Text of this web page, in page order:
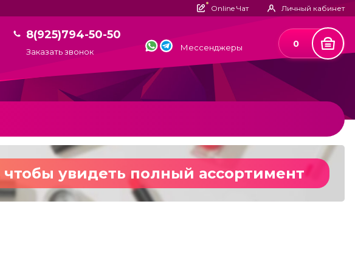
Online Чат Личный кабинет
8(925)794-50-50
Заказать звонок Мессенджеры 0
чтобы увидеть полный ассортимент